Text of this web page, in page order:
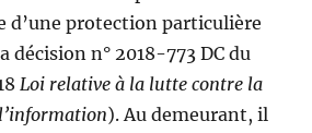
d’une protection particulière
décision n° 2018-773 DC du
Loi relative à la lutte contre la
). Au demeurant, il